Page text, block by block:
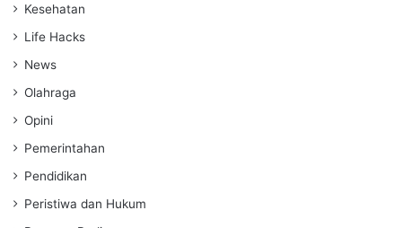
Kesehatan
Life Hacks
News
Olahraga
Opini
Pemerintahan
Pendidikan
Peristiwa dan Hukum